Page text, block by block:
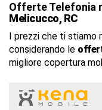
Offerte Telefonia
Melicucco, RC
I prezzi che ti stiamo
considerando le
migliore copertura